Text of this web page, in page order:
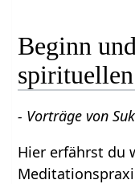
Beginn
- Vorträge von
Hier erfährst du